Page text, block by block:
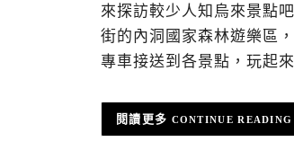
來探訪較少人知烏來景點
街的內洞國家森林遊樂區
專車接送到各景點，玩起
CONTINUE READING